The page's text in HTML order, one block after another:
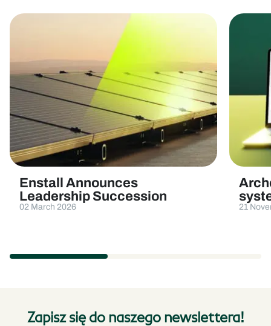
Enstall Announces
Leadership Succession
02 March 2026 21
Zapisz się do naszego newslettera!